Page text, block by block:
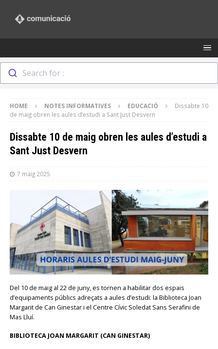
Search for :
HOME NOTES INFORMATIVES EDUCACIÓ
Dissabte 10
de maig obren les aules d’estudi a Sant Just Desvern
Dissabte 10 de maig obren les aules d’estudi a
Sant Just Desvern
7 maig 2025
Del 10 de maig al 22 de juny, es tornen a habilitar dos espais
d’equipaments públics adreçats a aules d’estudi: la Biblioteca Joan
Margarit de Can Ginestar i el Centre Cívic Soledat Sans Serafini de
Mas Lluí.
BIBLIOTECA JOAN MARGARIT (CAN GINESTAR)